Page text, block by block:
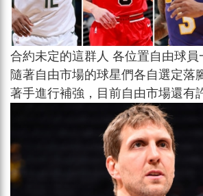
合約未定的這群人 各位置自由球員
隨著自由市場的球星們各自選定落
著手進行補強，目前自由市場還有